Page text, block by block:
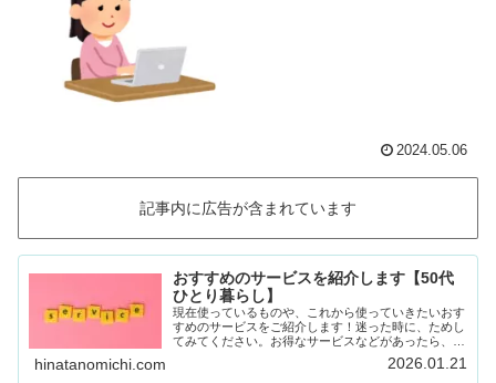
2024.05.06
記事内に広告が含まれています
おすすめのサービスを紹介します【50代
ひとり暮らし】
現在使っているものや、これから使っていきたいおす
すめのサービスをご紹介します！迷った時に、ためし
てみてください。お得なサービスなどがあったら、随
時載せていきます！Amazon prime (アマゾンプラ
イム) 30日間の無料体験ができます。…
hinatanomichi.com 2026.01.21